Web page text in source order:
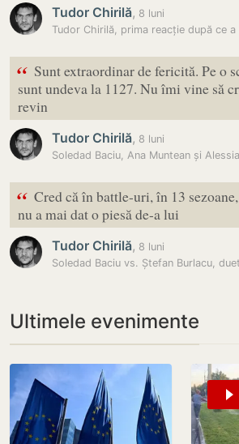
Tudor Chirilă, 8 luni
“ Sunt extraordinar de fericită. Pe o
sunt undeva la 1127. Nu îmi vine să
revin
Tudor Chirilă, 8 luni
“ Cred că în battle-uri, în 13
nu a mai dat o piesă de-a lui
Tudor Chirilă, 8 luni
Ultimele evenimente